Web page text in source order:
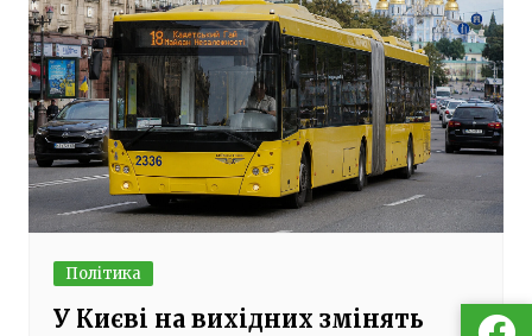
Політика
У Києві на вихідних змінять